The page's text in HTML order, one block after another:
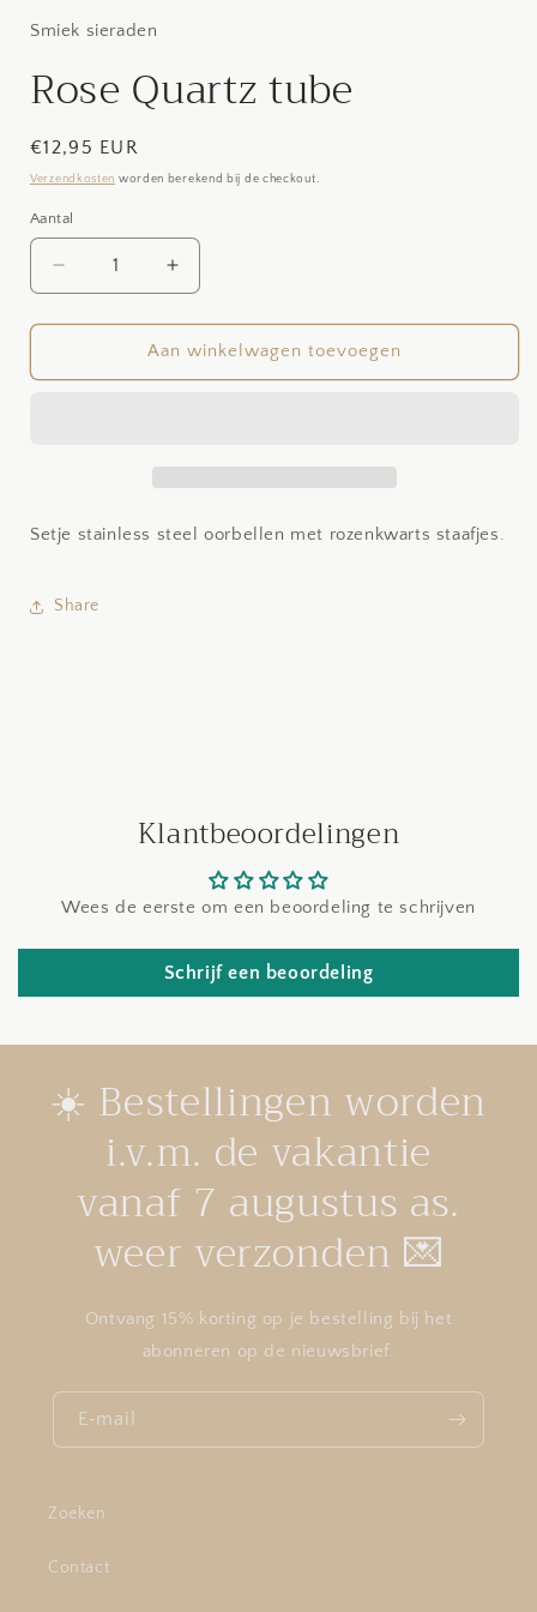
Smiek sieraden
Rose Quartz tube
Normale
prijs
€12,95 EUR
Verzendkosten worden berekend bij de checkout.
Aantal
Aantal
Aantal
verlagen
voor
Quartz
Aantal
verhogen
voor
Rose
Quartz
Aan winkelwagen toevoegen
Setje stainless steel oorbellen met rozenkwarts staafjes.
Share
Klantbeoordelingen
Wees de eerste om een beoordeling te schrijven
Schrijf een beoordeling
☀️ Bestellingen worden
i.v.m. de vakantie
vanaf 7 augustus as.
weer verzonden 💌
Ontvang 15% korting op je bestelling bij het
abonneren op de nieuwsbrief.
E‑mail
Zoeken
Contact